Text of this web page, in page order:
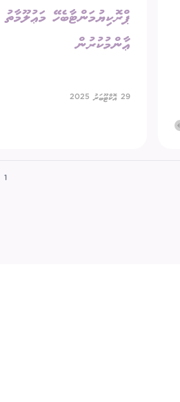
ޕްރޮކިޔުމަންޓާބެހޭ މަޢުލޫމާތު
ޢާންމުކުރުން
29 އޮކްޓޫބަރު 2025
1